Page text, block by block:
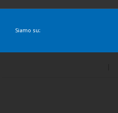
Siamo su: